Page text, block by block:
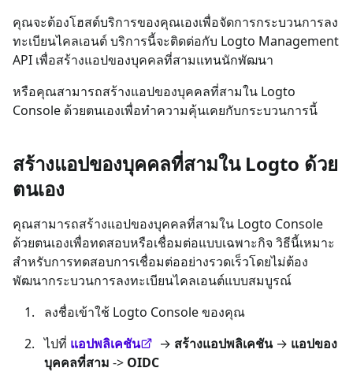
คุณจะต้องโฮสต์บริการของคุณเองเพื่อจัดการกระบวนการลง
ทะเบียนไคลเอนต์ บริการนี้จะติดต่อกับ Logto Management
API เพื่อสร้างแอปของบุคคลที่สามแทนนักพัฒนา
หรือคุณสามารถสร้างแอปของบุคคลที่สามใน Logto
Console ด้วยตนเองเพื่อทำความคุ้นเคยกับกระบวนการนี้
สร้างแอปของบุคคลที่สามใน Logto ด้วย
ตนเอง
คุณสามารถสร้างแอปของบุคคลที่สามใน Logto Console
ด้วยตนเองเพื่อทดสอบหรือเชื่อมต่อแบบเฉพาะกิจ วิธีนี้เหมาะ
สำหรับการทดสอบการเชื่อมต่ออย่างรวดเร็วโดยไม่ต้อง
พัฒนากระบวนการลงทะเบียนไคลเอนต์แบบสมบูรณ์
ลงชื่อเข้าใช้ Logto Console ของคุณ
ไปที่ แอปพลิเคชัน → สร้างแอปพลิเคชัน→ แอปของ
บุคคลที่สาม -> OIDC